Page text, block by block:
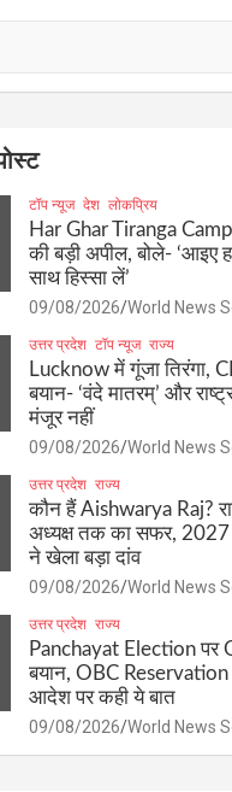
टॉप न्यूज देश लोकप्रिय
Har Ghar Tiranga
की बड़ी अपील, बोले- ‘आइए
साथ हिस्सा लें’
09/08/2026 World News
उत्तर प्रदेश टॉप न्यूज राज्य
Lucknow में गूंजा तिरंगा,
बयान- ‘वंदे मातरम्’ और
मंजूर नहीं
09/08/2026 World News
उत्तर प्रदेश राज्य
कौन हैं Aishwarya Raj?
अध्यक्ष तक का सफर,
ने खेला बड़ा दांव
09/08/2026 World News
उत्तर प्रदेश राज्य
Panchayat Election पर
बयान, OBC
आदेश पर कही ये बात
09/08/2026 World News